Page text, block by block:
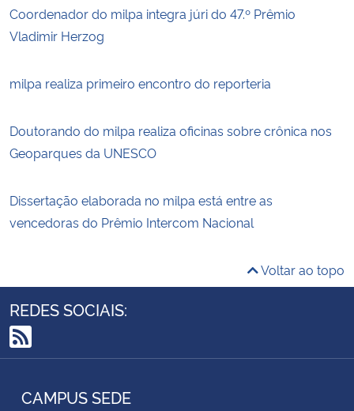
Coordenador do milpa integra júri do 47.º Prêmio
Vladimir Herzog
milpa realiza primeiro encontro do reporteria
Doutorando do milpa realiza oficinas sobre crônica nos
Geoparques da UNESCO
Dissertação elaborada no milpa está entre as
vencedoras do Prêmio Intercom Nacional
Voltar ao topo
REDES SOCIAIS:
RSS
CAMPUS SEDE